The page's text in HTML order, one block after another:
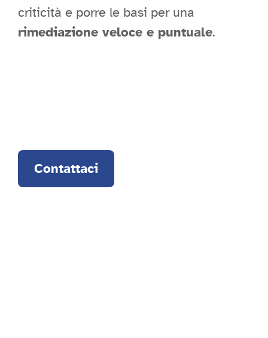
criticità e porre le basi per una
rimediazione veloce e puntuale.
Contattaci